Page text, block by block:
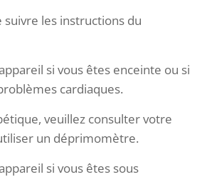
suivre les instructions du
si vous êtes enceinte ou si
cardiaques.
veuillez consulter votre
un déprimomètre.
si vous êtes sous